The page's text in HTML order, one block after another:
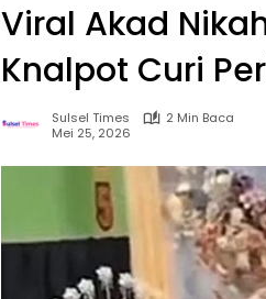
Viral Akad
Knalpot Curi
Sulsel Times
2 Min Baca
Mei 25, 2026